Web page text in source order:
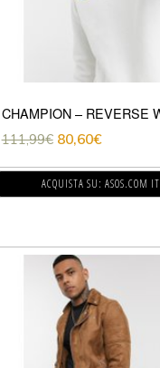
111,99€ 80,60€
ACQUISTA SU: ASOS.COM IT